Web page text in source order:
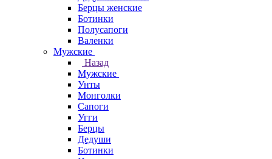
Берцы женские
Ботинки
Полусапоги
Валенки
Мужские
Назад
Мужские
Унты
Монголки
Сапоги
Угги
Берцы
Дедуши
Ботинки